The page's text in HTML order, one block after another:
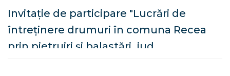
Invitație de participare "Lucrări de
întreținere drumuri în comuna Recea
prin pietruiri și balastări, jud.